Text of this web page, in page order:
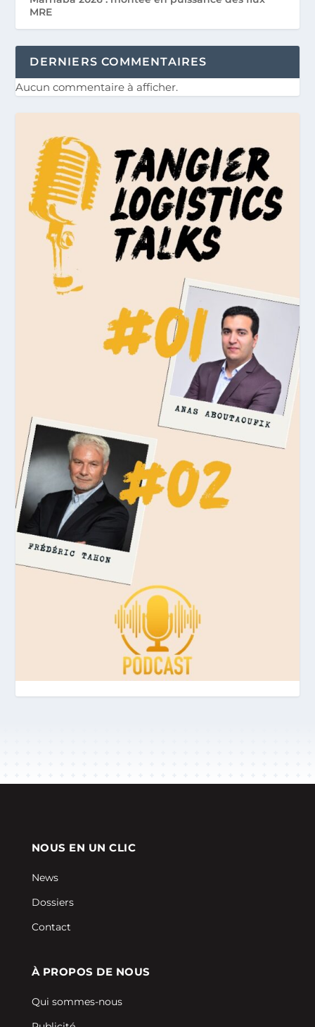
MRE
DERNIERS COMMENTAIRES
Aucun commentaire à afficher.
NOUS EN UN CLIC
News
Dossiers
Contact
À PROPOS DE NOUS
Qui sommes-nous